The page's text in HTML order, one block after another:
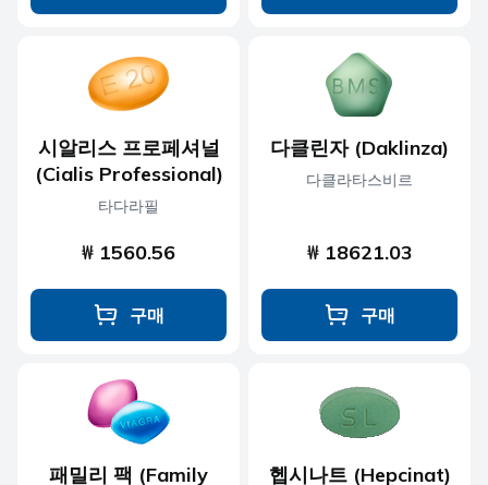
시알리스 프로페셔널
(Cialis Professional)
타다라필
₩ 1560.56
구매
다클린자 (Daklinza)
다클라타스비르
₩ 18621.03
구매
패밀리 팩 (Family 헵시나트 (Hepcinat)